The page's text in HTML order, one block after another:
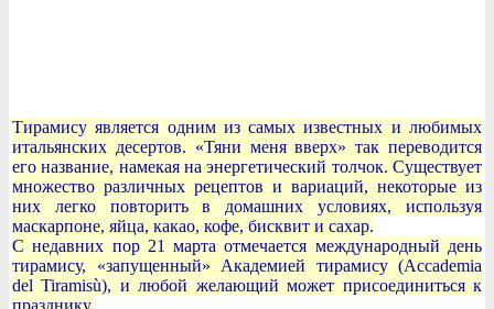
Тирамису является одним из самых известных и любимых
итальянских десертов. «Тяни меня вверх» так переводится
его название, намекая на энергетический толчок. Существует
множество различных рецептов и вариаций, некоторые из
них легко повторить в домашних условиях, используя
маскарпоне, яйца, какао, кофе, бисквит и сахар.
С недавних пор 21 марта отмечается международный день
тирамису, «запущенный» Академией тирамису (Accademia
del Tiramisù), и любой желающий может присоединиться к
празднику.